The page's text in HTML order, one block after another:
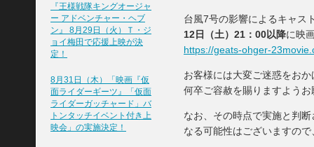
『王様戦隊キングオージャ
ー アドベンチャー・ヘブ
ン』 8月29日（火）Ｔ・ジ
ョイ梅田で応援上映が決
定！
8月31日（木）「映画『仮
面ライダーギーツ』「仮面
ライダーガッチャード」バ
トンタッチイベント付き上
映会」の実施決定！
台風7号の影響によるキャス
12日（土）21：00以降に映
https://geats-ohger-
お客様には大変ご迷惑をお
何卒ご容赦を賜りますようお
なお、その時点で実施と判
なる可能性はございますので